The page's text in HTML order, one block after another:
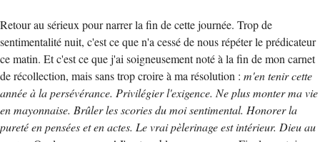
Retour au sérieux pour narrer la fin de cette journée. Trop de
sentimentalité nuit, c'est ce que n'a cessé de nous répéter le prédicateur
ce matin. Et c'est ce que j'ai soigneusement noté à la fin de mon carnet
de récollection, mais sans trop croire à ma résolution : m'en tenir cette
année à la persévérance. Privilégier l'exigence. Ne plus monter ma vie
en mayonnaise. Brûler les scories du moi sentimental. Honorer la
pureté en pensées et en actes. Le vrai pèlerinage est intérieur. Dieu au